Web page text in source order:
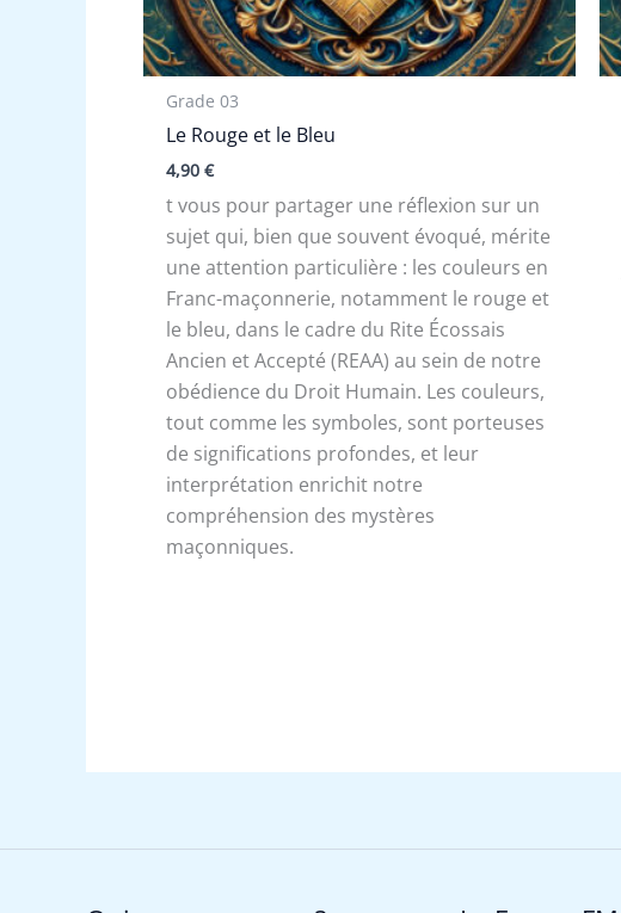
Grade 03
Le Rouge et le Bleu
4,90€
t vous pour partager une réflexion sur un
sujet qui, bien que souvent évoqué, mérite
une attention particulière : les couleurs en
Franc-maçonnerie, notamment le rouge et
le bleu, dans le cadre du Rite Écossais
Ancien et Accepté (REAA) au sein de notre
obédience du Droit Humain. Les couleurs,
tout comme les symboles, sont porteuses
de significations profondes, et leur
interprétation enrichit notre
compréhension des mystères
maçonniques.